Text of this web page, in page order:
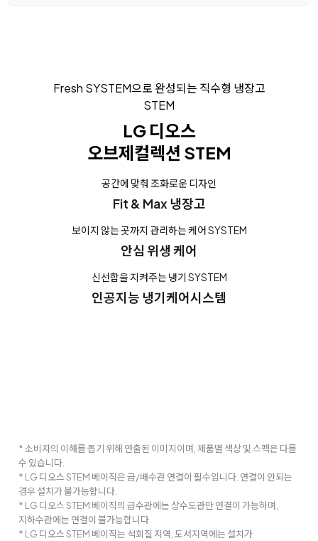
Fresh SYSTEM으로 완성되는 직수형 냉장고
STEM
LG 디오스
오브제컬렉션 STEM
공간에 맞춰 조화로운 디자인
Fit & Max 냉장고
보이지 않는 곳까지 관리하는 케어 SYSTEM
안심 위생 케어
신선함을 지켜주는 냉기 SYSTEM
인공지능 냉기케어시스템
* 소비자의 이해를 돕기 위해 연출된 이미지이며, 제품별 색상 및 스펙은 다를
수 있습니다.
* LG 디오스 STEM 베이직은 급/배수관 연결이 필수입니다. 연결이 안되는
경우 설치가 불가능합니다.
* LG 디오스 STEM 베이직의 급수관에는 상수도관만 연결이 가능하며,
지하수관에는 연결이 불가능합니다.
* LG 디오스 STEM 베이직는 석회질 지역, 도서지역에는 설치가